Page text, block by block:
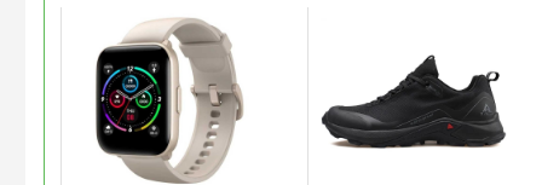
محصول
انتخاب
شوند
محصول
دارای
انواع
مختلفی
این
محصول
دارای
انواع
مختلفی
می